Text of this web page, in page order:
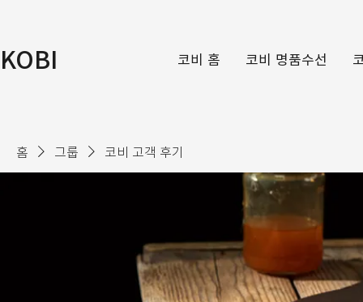
KOBI 코비 홈 코비 명품수선
홈 그룹 코비 고객 후기